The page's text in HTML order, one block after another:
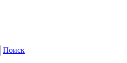
Поиск